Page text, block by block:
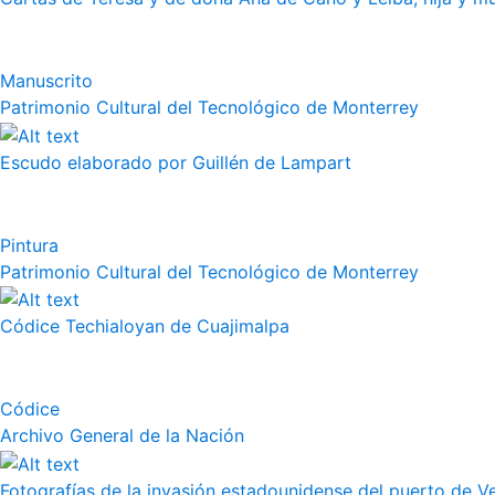
Manuscrito
Patrimonio Cultural del Tecnológico de Monterrey
Escudo elaborado por Guillén de Lampart
Pintura
Patrimonio Cultural del Tecnológico de Monterrey
Códice Techialoyan de Cuajimalpa
Códice
Archivo General de la Nación
Fotografías de la invasión estadounidense del puerto de